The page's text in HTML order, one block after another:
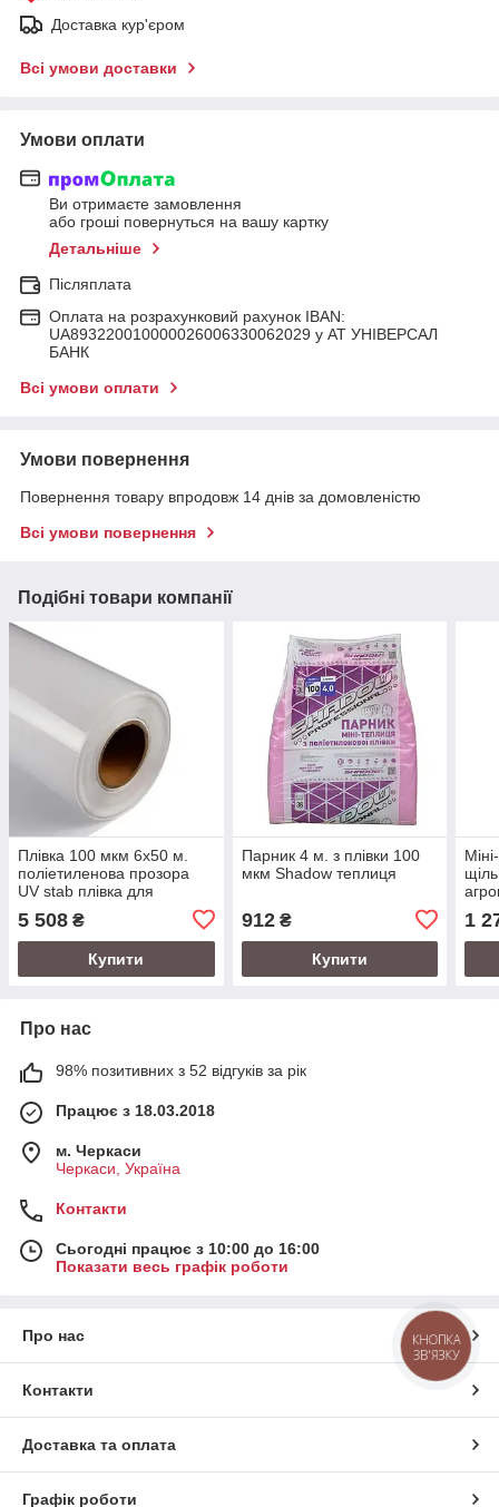
Доставка кур'єром
Всі умови доставки
Умови оплати
Ви отримаєте замовлення
або гроші повернуться на вашу картку
Детальніше
Післяплата
Оплата на розрахунковий рахунок IBAN:
UA893220010000026006330062029 у АТ УНІВЕРСАЛ
БАНК
Всі умови оплати
Умови повернення
Повернення товару впродовж 14 днів за домовленістю
Всі умови повернення
Подібні товари компанії
Плівка 100 мкм 6х50 м.
поліетиленова прозора
UV stab плівка для
5 508 ₴
Купити
Парник 4 м. з плівки 100
мкм Shadow теплиця
912₴
Купити
1
Про нас
98% позитивних з 52 відгуків за рік
Працює з 18.03.2018
м. Черкаси
Черкаси, Україна
Контакти
Сьогодні працює з 10:00 до 16:00
Показати весь графік роботи
Про нас
Контакти
Доставка та оплата
Графік роботи
КНОПКА
ЗВ'ЯЗКУ